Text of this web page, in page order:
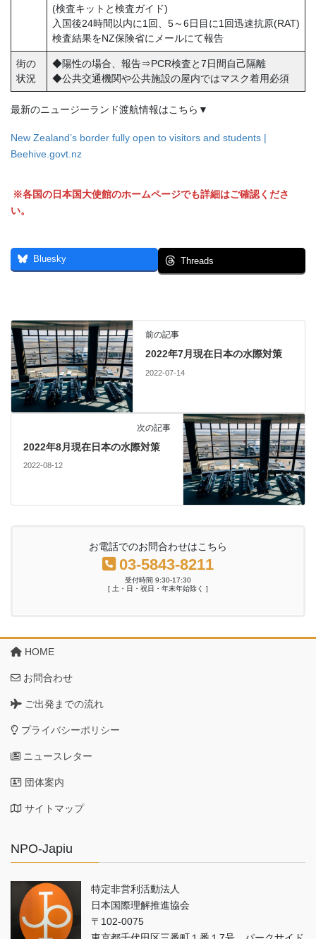
(検査キットと検査ガイド)
入国後24時間以内に1回、5～6日目に1回迅速抗原(RAT)
検査結果をNZ保険省にメールにて報告
街の
状況
◆陽性の場合、報告⇒PCR検査と7日間自己隔離
◆公共交通機関や公共施設の屋内ではマスク着用必須
最新のニュージーランド渡航情報はこちら▼
New Zealand’s border fully open to visitors and students |
Beehive.govt.nz
※各国の日本国大使館のホームページでも詳細はご確認くださ
い。
Bluesky Threads
前の記事
2022年7月現在日本の水際対策
2022-07-14
次の記事
2022年8月現在日本の水際対策
2022-08-12
お電話でのお問合わせはこちら
03-5843-8211
受付時間 9:30-17:30
[ 土・日・祝日・年末年始除く ]
HOME
お問合わせ
ご出発までの流れ
プライバシーポリシー
ニュースレター
団体案内
サイトマップ
NPO-Japiu
特定非営利活動法人
日本国際理解推進協会
〒102-0075